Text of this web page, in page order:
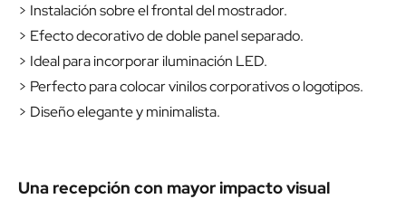
> Instalación sobre el frontal del mostrador.
> Efecto decorativo de doble panel separado.
> Ideal para incorporar iluminación LED.
> Perfecto para colocar vinilos corporativos o logotipos.
> Diseño elegante y minimalista.
Una recepción con mayor impacto visual